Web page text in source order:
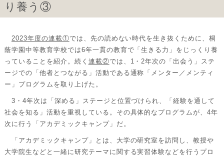
り養う③
2023年度の連載①では、先の読めない時代を生き抜くために、桐
蔭学園中等教育学校では6年一貫の教育で「生きる力」をじっくり養
っていることを紹介。続く 連載②では、1・2年次の「出会う」ステ
ージでの「他者とつながる」活動である通称「メンター／メンティ
ー」プログラムを取り上げた。
3・4年次は「深める」ステージと位置づけられ、「経験を通して
社会を知る」活動を重視している。その具体的なプログラムが、4年
次に行う「アカデミックキャンプ」だ。
「アカデミックキャンプ」とは、大学の研究室を訪問し、教授や
大学院生などと一緒に研究テーマに関する実習体験などを行うプロ